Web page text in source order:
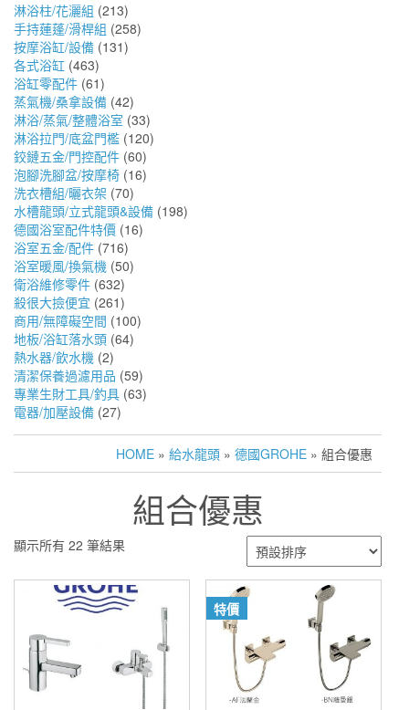
淋浴柱/花灑組 (213)
手持蓮蓬/滑桿組 (258)
按摩浴缸/設備 (131)
各式浴缸 (463)
浴缸零配件 (61)
蒸氣機/桑拿設備 (42)
淋浴/蒸氣/整體浴室 (33)
淋浴拉門/底盆門檻 (120)
鉸鏈五金/門控配件 (60)
泡腳洗腳盆/按摩椅 (16)
洗衣槽組/曬衣架 (70)
水槽龍頭/立式龍頭&設備 (198)
德國浴室配件特價 (16)
浴室五金/配件 (716)
浴室暖風/換氣機 (50)
衛浴維修零件 (632)
殺很大撿便宜 (261)
商用/無障礙空間 (100)
地板/浴缸落水頭 (64)
熱水器/飲水機 (2)
清潔保養過濾用品 (59)
專業生財工具/釣具 (63)
電器/加壓設備 (27)
HOME » 給水龍頭 » 德國GROHE » 組合優惠
組合優惠
顯示所有 22 筆結果
特價